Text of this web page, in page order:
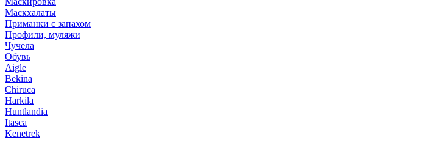
Маскхалаты
Приманки с запахом
Профили, муляжи
Чучела
Обувь
Aigle
Bekina
Chiruсa
Harkila
Huntlandia
Itasca
Kenetrek